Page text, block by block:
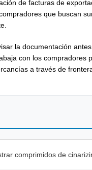
de facturas de
que buscan
la documentación
con los
a través de
comprimidos de